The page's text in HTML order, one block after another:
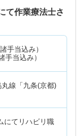
て作業療法士さ
手当込み）
手当込み）
線「九条(京都)
にてリハビリ職